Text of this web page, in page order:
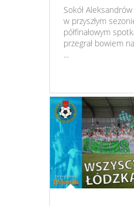
Sokół
w przyszłym
półfinałowym
przegrał bowiem
...